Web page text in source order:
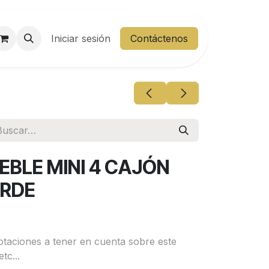
Área Cliente
Iniciar sesión Contáctenos
MINI 4 CAJÓN